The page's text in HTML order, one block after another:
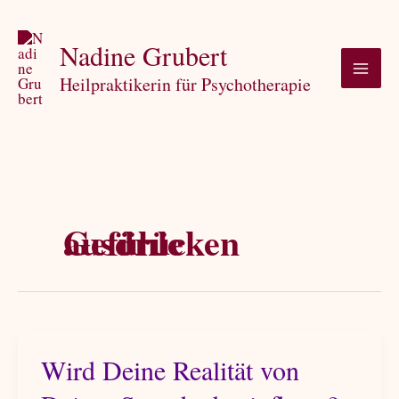
Inhalt
springen
Nadine Grubert
Heilpraktikerin für Psychotherapie
Gefühle ausdrücken
Wird Deine Realität von